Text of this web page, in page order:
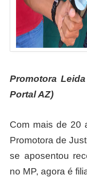
Promotora
Portal AZ)
Com mais de 20
Promotora de
se aposentou
no MP, agora é